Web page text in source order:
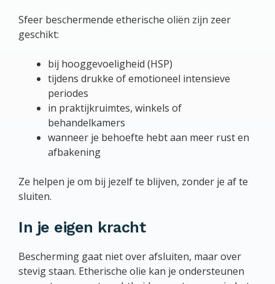
Sfeer beschermende etherische oliën zijn zeer
geschikt:
bij hooggevoeligheid (HSP)
tijdens drukke of emotioneel intensieve
periodes
in praktijkruimtes, winkels of
behandelkamers
wanneer je behoefte hebt aan meer rust en
afbakening
Ze helpen je om bij jezelf te blijven, zonder je af te
sluiten.
In je eigen kracht
Bescherming gaat niet over afsluiten, maar over
stevig staan. Etherische olie kan je ondersteunen